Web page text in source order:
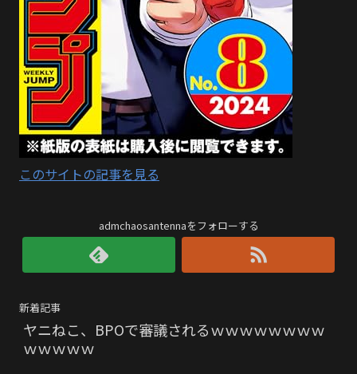
このサイトの記事を見る
admchaosantennaをフォローする
新着記事
ヤニねこ、BPOで審議されるｗｗｗｗｗｗｗｗ
ｗｗｗｗｗ